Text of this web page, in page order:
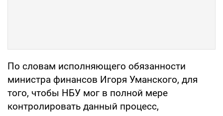
По словам исполняющего обязанности
министра финансов Игоря Уманского, для
того, чтобы НБУ мог в полной мере
контролировать данный процесс,